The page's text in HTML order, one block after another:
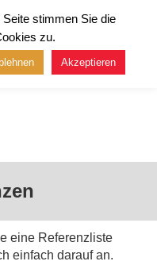
eine Referenzliste
einfach darauf an.
stimmen Sie die
zu.
Akzeptieren